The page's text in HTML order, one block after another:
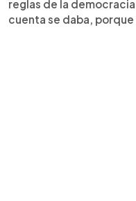
reglas de la
cuenta se daba,